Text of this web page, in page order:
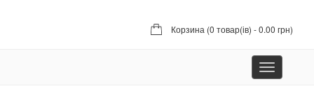
Корзина (0 товар(ів) - 0.00 грн)
Toggle
navigation